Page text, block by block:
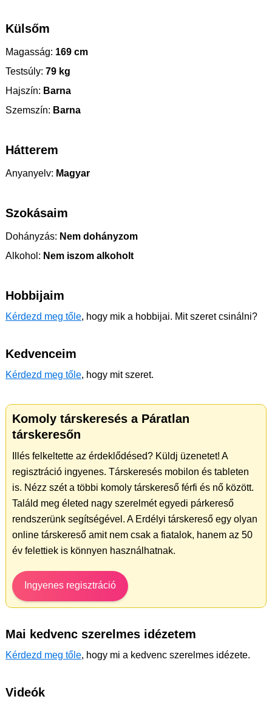
Külsőm
Magasság: 169 cm
Testsúly: 79 kg
Hajszín: Barna
Szemszín: Barna
Hátterem
Anyanyelv: Magyar
Szokásaim
Dohányzás: Nem dohányzom
Alkohol: Nem iszom alkoholt
Hobbijaim
Kérdezd meg tőle, hogy mik a hobbijai. Mit szeret csinálni?
Kedvenceim
Kérdezd meg tőle, hogy mit szeret.
Komoly társkeresés a Páratlan
társkeresőn
Illés felkeltette az érdeklődésed? Küldj üzenetet! A
regisztráció ingyenes. Társkeresés mobilon és tableten
is. Nézz szét a többi komoly társkereső férfi és nő között.
Találd meg életed nagy szerelmét egyedi párkereső
rendszerünk segítségével. A Erdélyi társkereső egy olyan
online társkereső amit nem csak a fiatalok, hanem az 50
év felettiek is könnyen használhatnak.
Ingyenes regisztráció
Mai kedvenc szerelmes idézetem
Kérdezd meg tőle, hogy mi a kedvenc szerelmes idézete.
Videók